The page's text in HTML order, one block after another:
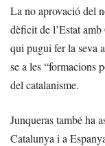
La no aprovació del
dèficit de l’Estat
qui pugui fer la seva
se a les “formacions
del catalanisme.
Junqueras també ha
Catalunya i a